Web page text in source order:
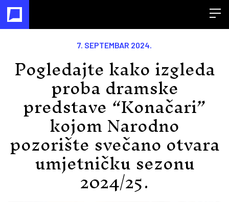
7. SEPTEMBAR 2024.
Pogledajte kako izgleda
proba dramske
predstave “Konačari”
kojom Narodno
pozorište svečano otvara
umjetničku sezonu
2024/25.